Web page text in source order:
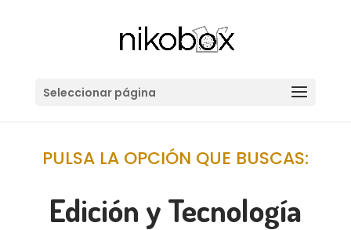
Seleccionar página
PULSA LA OPCIÓN QUE BUSCAS:
Edición y Tecnología